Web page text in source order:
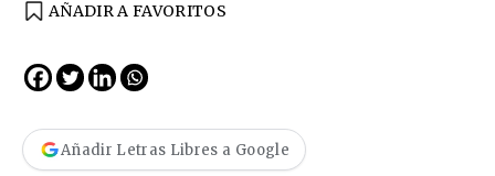
AÑADIR A FAVORITOS
Añadir Letras Libres a Google